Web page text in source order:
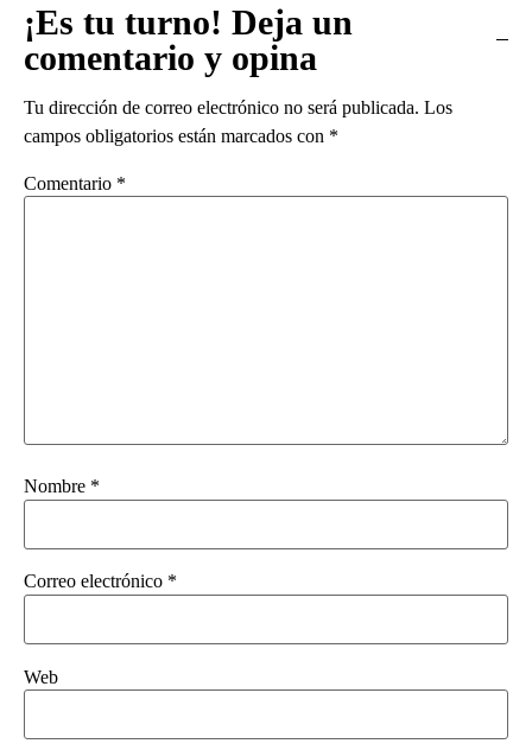
¡Es tu turno! Deja un
comentario y opina
Tu dirección de correo electrónico no será publicada. Los
campos obligatorios están marcados con *
Comentario *
Nombre *
Correo electrónico *
Web